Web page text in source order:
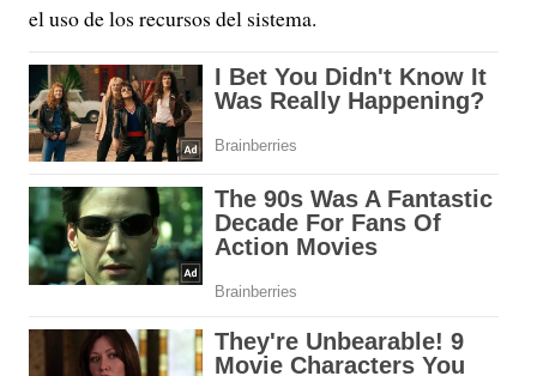
el uso de los recursos del sistema.